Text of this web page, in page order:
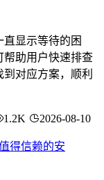
直显示等待的困
帮助用户快速排查
对应方案，顺利
1.2K 2026-08-10